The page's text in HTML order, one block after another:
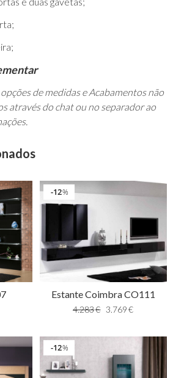
de medidas e Acabamentos não
através do chat ou no separador ao
%
12
Estante Coimbra CO111
4.283€ 3.769 €
%
12